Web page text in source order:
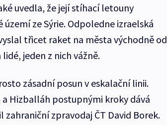
uvedla, že její stíhací letouny
ze Sýrie. Odpoledne izraelská
třicet raket na města východně od
jeden z nich vážně.
zásadní posun v eskalační linii.
Hizballáh postupnými kroky dává
zpravodaj ČT David Borek.